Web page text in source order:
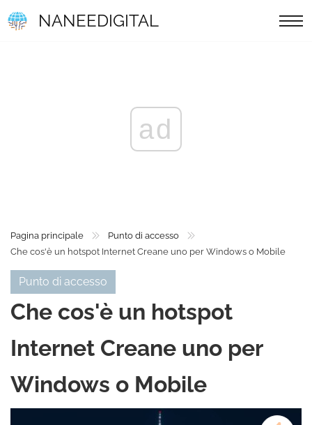
NANEEDIGITAL
ad
Pagina principale
Punto di accesso
Che cos'è un hotspot Internet Creane uno per Windows o Mobile
Punto di accesso
Che cos'è un hotspot
Internet Creane uno per
Windows o Mobile